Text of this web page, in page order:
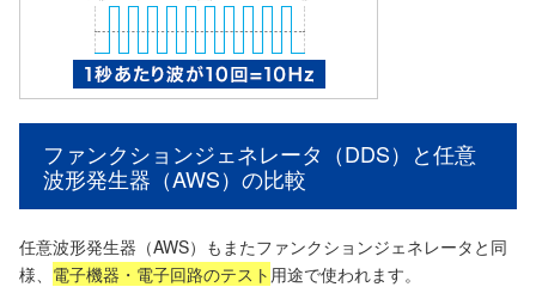
ファンクションジェネレータ（DDS）と任意
波形発生器（AWS）の比較
任意波形発生器（AWS）もまたファンクションジェネレータと同
様、 電子機器・電子回路のテスト 用途で使われます。